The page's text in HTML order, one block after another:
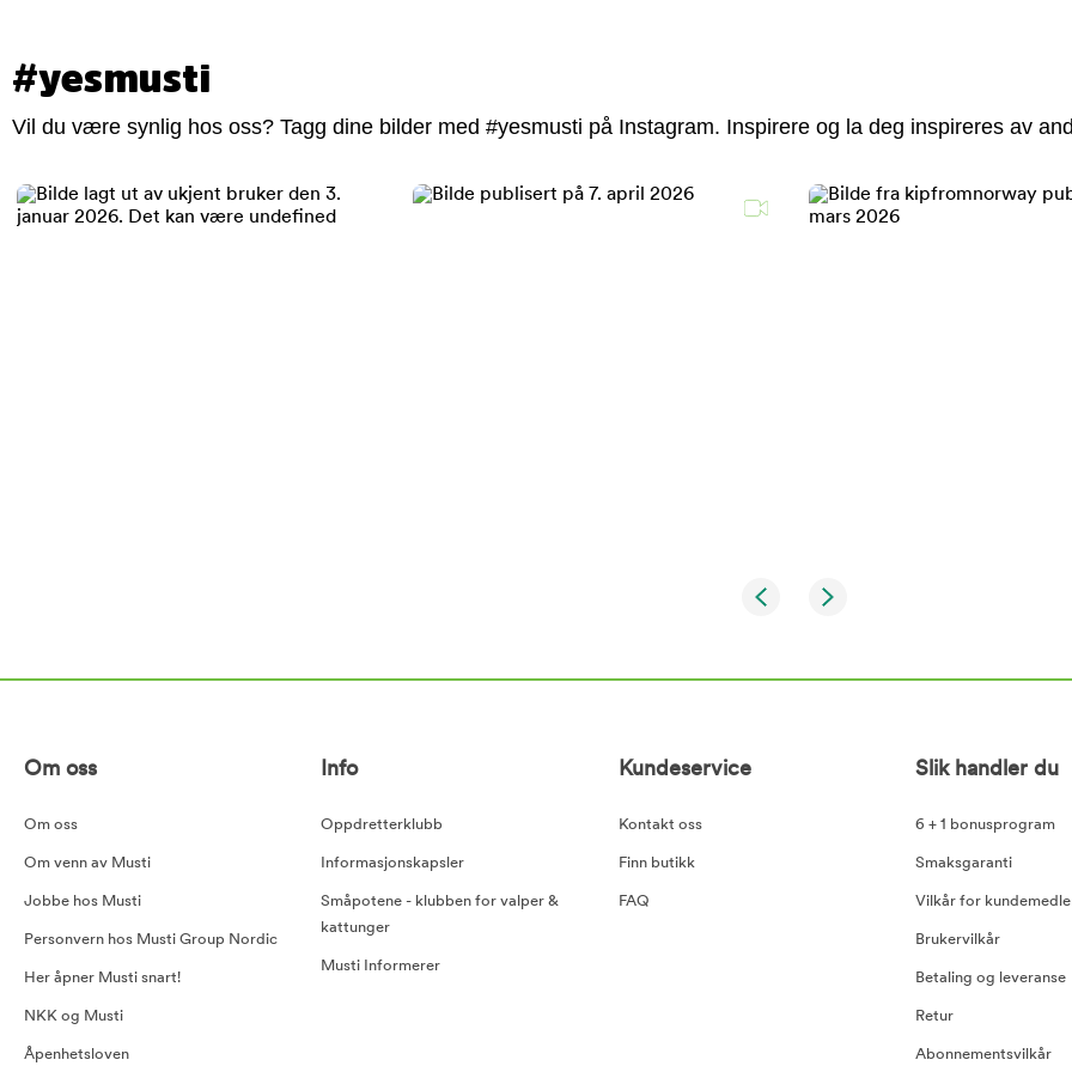
#yesmusti
Vil du være synlig hos oss? Tagg dine bilder med #yesmusti på Instagram. Inspirere og la deg inspireres av
Om oss
Om oss
Om venn av Musti
Jobbe hos Musti
Personvern hos Musti Group Nordic
Her åpner Musti snart!
NKK og Musti
Åpenhetsloven
Info
Oppdretterklubb
Informasjonskapsler
Småpotene - klubben for valper &
kattunger
Musti Informerer
Kundeservice
Kontakt oss
Finn butikk
FAQ
Slik handler du
6 + 1 bonusprogram
Smaksgaranti
Vilkår for
Brukervilkår
Betaling og leveranse
Retur
Abonnementsvilkår